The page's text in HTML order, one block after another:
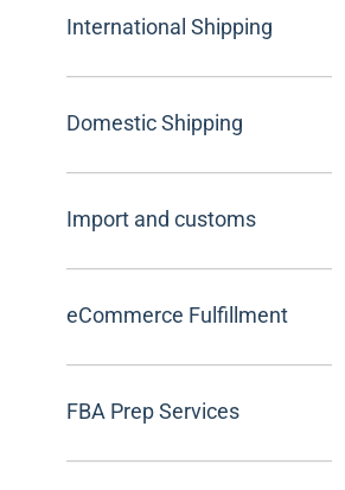
International Shipping
Domestic Shipping
Import and customs
eCommerce Fulfillment
FBA Prep Services